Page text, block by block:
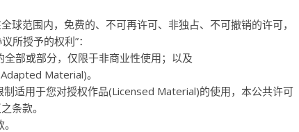
球范围内，免费的、不可再许可、非独占、不可撤销的许可，
所授予的权利”：
部或部分，仅限于非商业性使用；以及
Material)。
适用于您对授权作品(Licensed Material)的使用，本公共许可
条款。